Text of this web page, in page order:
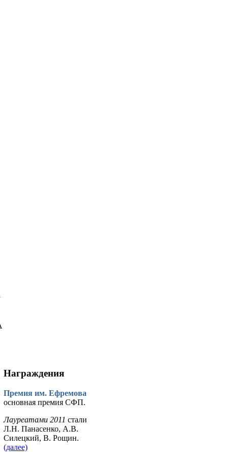
Награждения
Премия им. Ефремова
основная премия СФП.
Лауреатами 2011 стали
Л.Н. Панасенко, А.В.
Силецкий, В. Рощин.
(далее)